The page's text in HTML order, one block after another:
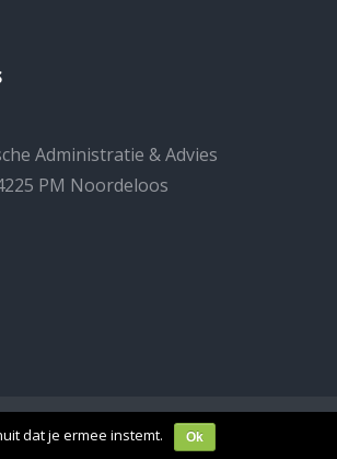
Administratie & Advies
PM Noordeloos
dat je ermee instemt. Ok